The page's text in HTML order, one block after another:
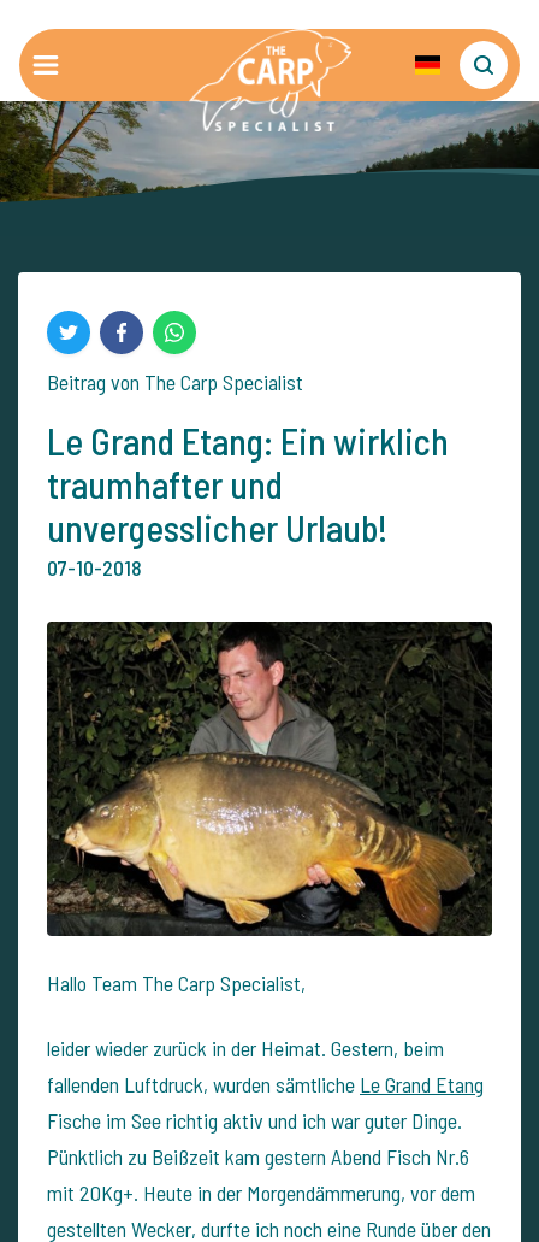
Beitrag von The Carp Specialist
Le Grand Etang: Ein wirklich
traumhafter und
unvergesslicher Urlaub!
07-10-2018
Hallo Team The Carp Specialist,
leider wieder zurück in der Heimat. Gestern, beim
fallenden Luftdruck, wurden sämtliche Le Grand Etang
Fische im See richtig aktiv und ich war guter Dinge.
Pünktlich zu Beißzeit kam gestern Abend Fisch Nr.6
mit 20Kg+. Heute in der Morgendämmerung, vor dem
gestellten Wecker, durfte ich noch eine Runde über den